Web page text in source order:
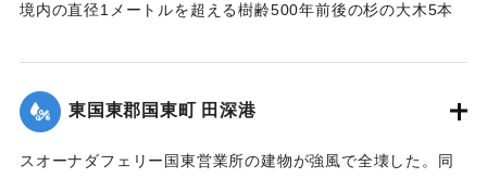
の風雨で海に流されたという。容器には自動車用の潤滑油が
【出典：大分合同新聞 1999年9月25日 朝刊22面】
｜固有コード:01077027
境内の直径1メートルを超える樹齢500年前後の杉の大木5本
｜固有コード:
東国東郡国東町 田深港
スオーナダフェリー国東営業所の建物が強風で全壊した。同